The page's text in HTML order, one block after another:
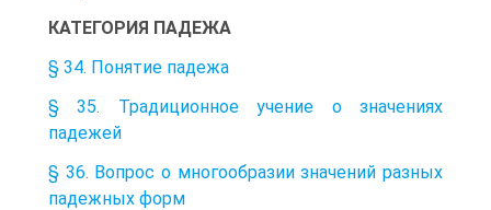
КАТЕГОРИЯ ПАДЕЖА
§ 34. Понятие падежа
§ 35. Традиционное учение о значениях
падежей
§ 36. Вопрос о многообразии значений разных
падежных форм